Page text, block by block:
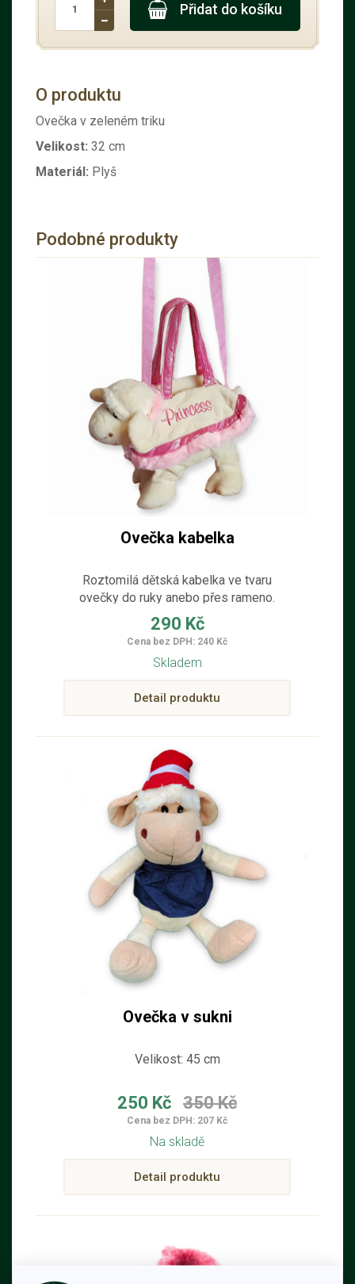
Přidat do košíku
O produktu
Ovečka v zeleném triku
Velikost: 32 cm
Materiál: Plyš
Podobné produkty
Ovečka kabelka
Roztomilá dětská kabelka ve tvaru
ovečky do ruky anebo přes rameno.
290 Kč
Cena bez DPH: 240 Kč
Skladem
Detail produktu
Ovečka v sukni
Velikost: 45 cm
250 Kč 350 Kč
Cena bez DPH: 207 Kč
Na skladě
Detail produktu